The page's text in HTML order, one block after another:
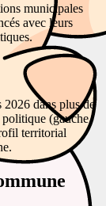
municipales
avec leurs
dans plus de
(gauche,
territorial